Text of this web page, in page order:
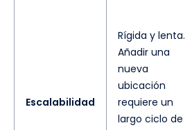
Escalabilidad
Rígida y lenta.
Añadir una
nueva
ubicación
requiere un
largo ciclo de